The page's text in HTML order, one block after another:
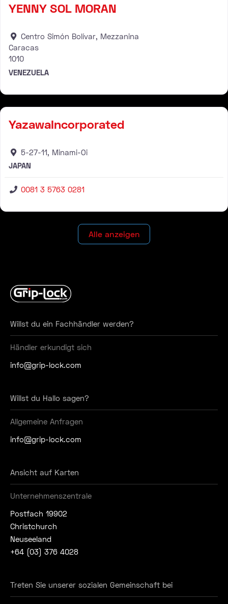
YENNY SOL MORAN
Centro Simón Bolívar, Mezzanina
Caracas
1010
VENEZUELA
YazawaIncorporated
5-27-11, Minami-Oi
JAPAN
0081 3 5763 0281
Alle anzeigen
Willst du ein Fachhändler werden?
Händler erkundigt sich
info@grip-lock.com
Willst du Hallo sagen?
Allgemeine Anfragen
info@grip-lock.com
Ansicht auf Karten
Unternehmenszentrale
Postfach 19902
Christchurch
Neuseeland
+64 (03) 376 4028
Treten Sie unserer sozialen Gemeinschaft bei